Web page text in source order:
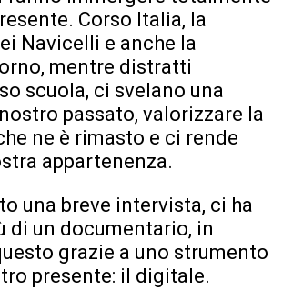
Corso Italia, la
Navicelli e anche la
mentre distratti
scuola, ci svelano una
passato, valorizzare la
ne è rimasto e ci rende
appartenenza.
una breve intervista, ci ha
di un documentario, in
grazie a uno strumento
presente: il digitale.